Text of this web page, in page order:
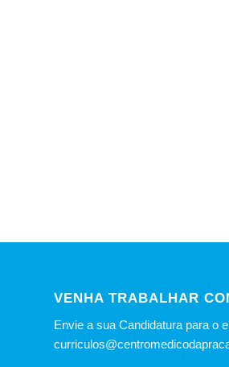
VENHA TRABALHAR
Envie a sua Candidatura para o